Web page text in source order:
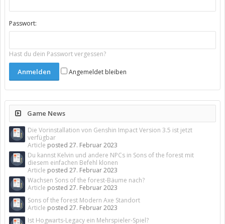
Passwort:
Hast du dein Passwort vergessen?
Angemeldet bleiben
Game News
Die Vorinstallation von Genshin Impact Version 3.5 ist jetzt
verfügbar
Article posted 27. Februar 2023
Du kannst Kelvin und andere NPCs in Sons of the forest mit
diesem einfachen Befehl klonen
Article posted 27. Februar 2023
Wachsen Sons of the forest-Bäume nach?
Article posted 27. Februar 2023
Sons of the forest Modern Axe Standort
Article posted 27. Februar 2023
Ist Hogwarts-Legacy ein Mehrspieler-Spiel?